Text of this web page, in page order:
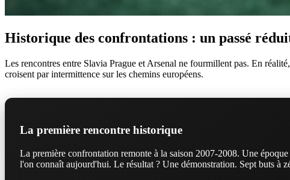
Historique des confrontations : un passé
Les rencontres entre Slavia Prague et Arsenal ne fourmillent pas. En
croisent par intermittence sur les chemins européens.
La première rencontre historique
La première confrontation remonte à la saison 2007-2008. Une
l'on connaît aujourd'hui. Le résultat ? Une démonstration. Sept buts à